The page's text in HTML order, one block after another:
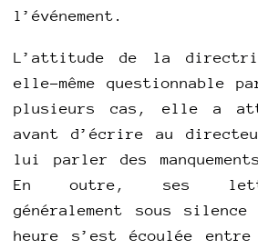
l’événement.
L’attitude de la
elle-même questionnable
plusieurs cas, elle a
avant d’écrire au
lui parler des
En outre, ses
généralement sous silence
heure s’est écoulée entre